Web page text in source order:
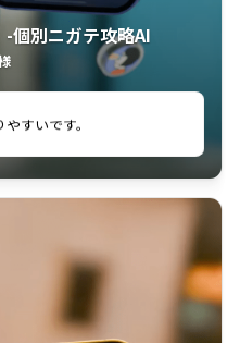
個別ニガテ攻略AI
ただいているが、復習する
すいです。